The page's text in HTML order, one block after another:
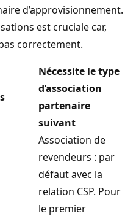
d’approvisionnement.
est cruciale car,
correctement.
Nécessite le type
d’association
partenaire
suivant
Association de
revendeurs : par
défaut avec la
relation CSP. Pour
le premier